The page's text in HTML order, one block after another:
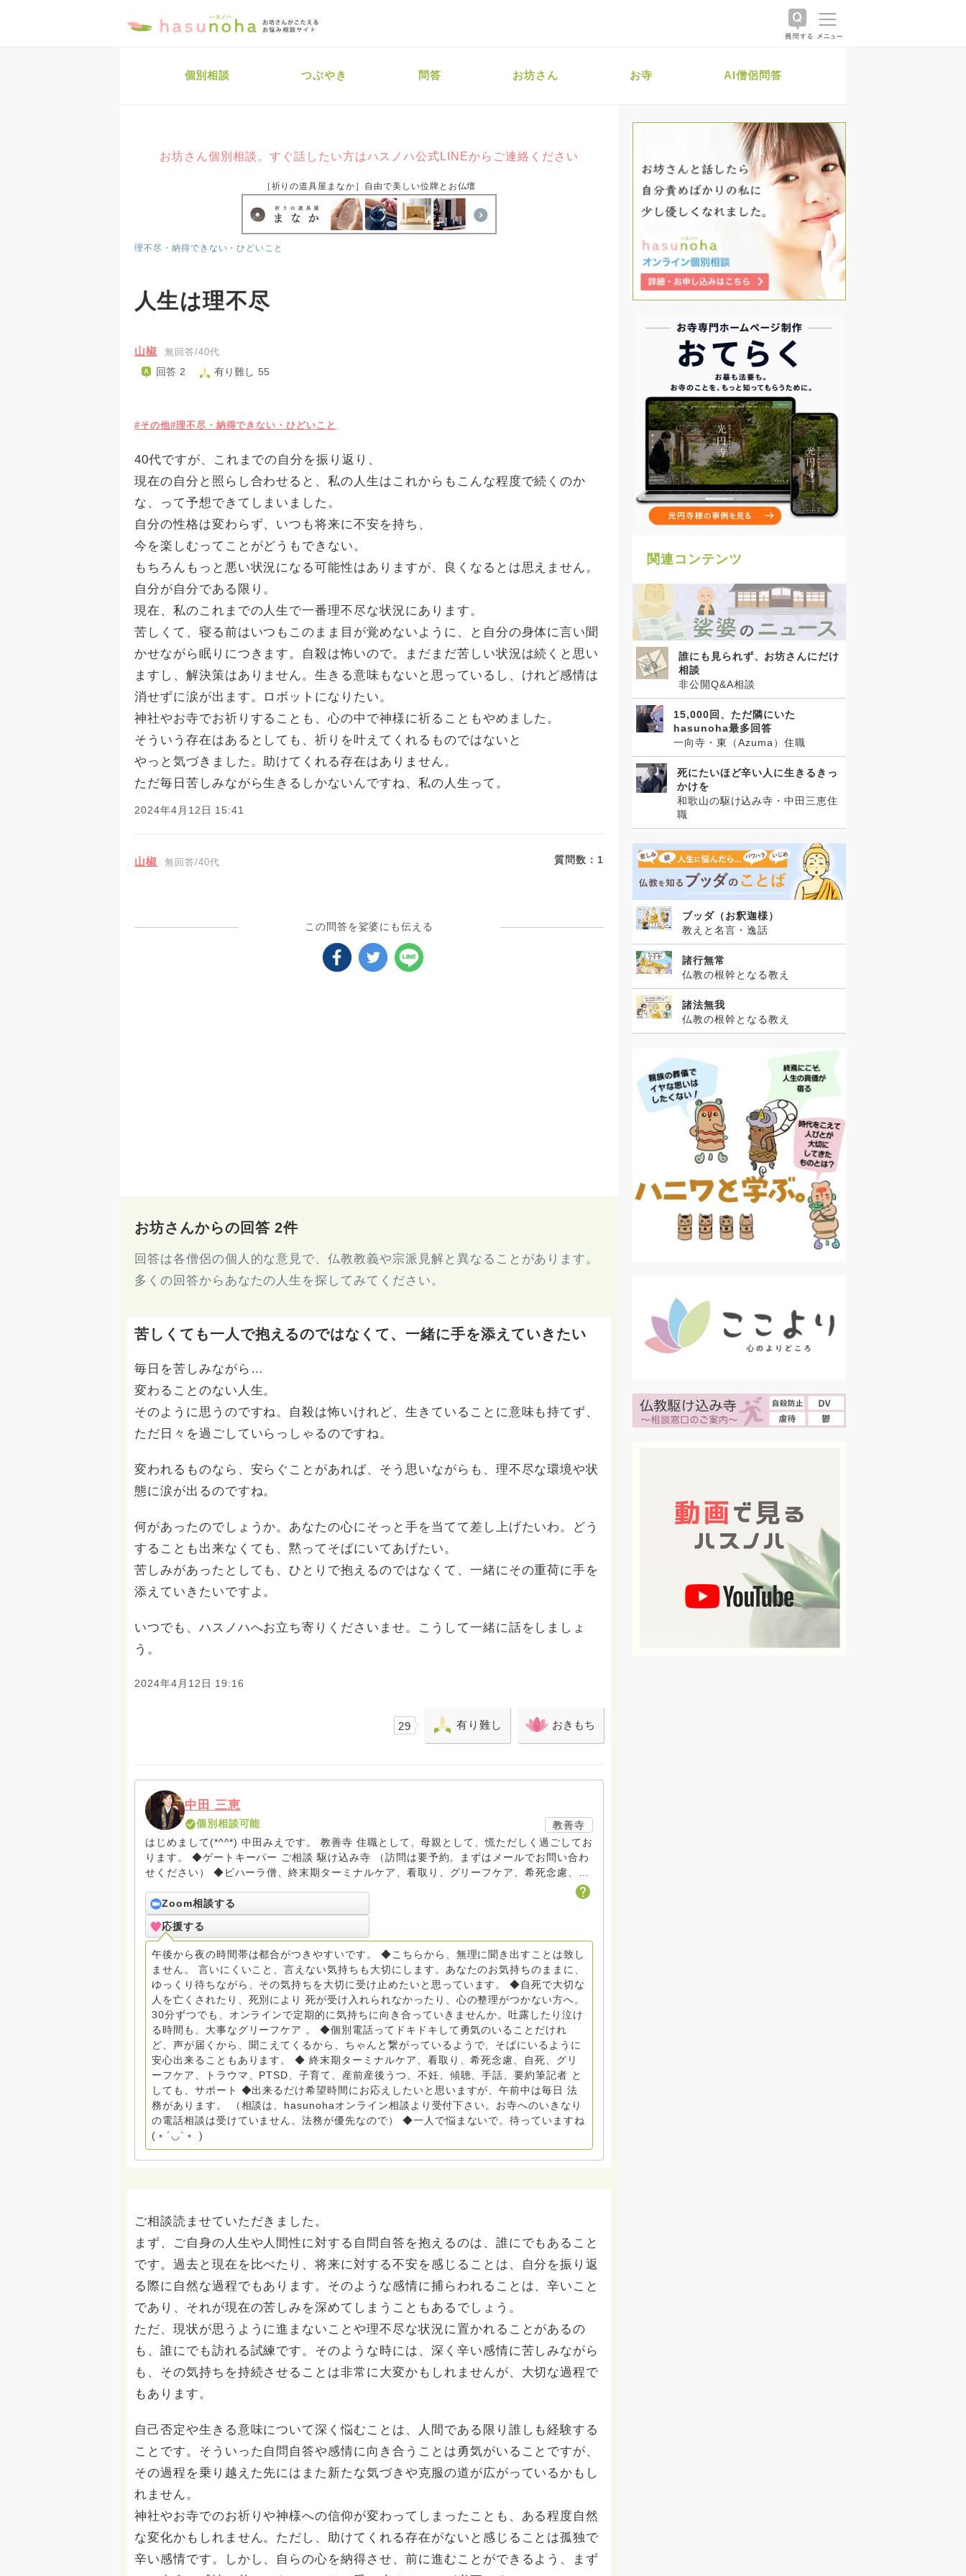
個別相談 つぶやき 問答 お坊さん お寺 AI僧侶問答
お坊さん個別相談。すぐ話したい方はハスノハ公式LINEからご連絡ください
［祈りの道具屋まなか］自由で美しい位牌とお仏壇
理不尽・納得できない・ひどいこと
人生は理不尽
山椒 無回答/40代
回答 2 有り難し 55
#その他#理不尽・納得できない・ひどいこと
40代ですが、これまでの自分を振り返り、
現在の自分と照らし合わせると、私の人生はこれからもこんな程度で続くのか
な、って予想できてしまいました。
自分の性格は変わらず、いつも将来に不安を持ち、
今を楽しむってことがどうもできない。
もちろんもっと悪い状況になる可能性はありますが、良くなるとは思えません。
自分が自分である限り。
現在、私のこれまでの人生で一番理不尽な状況にあります。
苦しくて、寝る前はいつもこのまま目が覚めないように、と自分の身体に言い聞
かせながら眠りにつきます。自殺は怖いので。まだまだ苦しい状況は続くと思い
ますし、解決策はありません。生きる意味もないと思っているし、けれど感情は
消せずに涙が出ます。ロボットになりたい。
神社やお寺でお祈りすることも、心の中で神様に祈ることもやめました。
そういう存在はあるとしても、祈りを叶えてくれるものではないと
やっと気づきました。助けてくれる存在はありません。
ただ毎日苦しみながら生きるしかないんですね、私の人生って。
2024年4月12日 15:41
山椒 無回答/40代 質問数： 1
この問答を娑婆にも伝える
お坊さんからの回答 2件
回答は各僧侶の個人的な意見で、仏教教義や宗派見解と異なることがあります。
多くの回答からあなたの人生を探してみてください。
苦しくても一人で抱えるのではなくて、一緒に手を添えていきたい
毎日を苦しみながら…
変わることのない人生。
そのように思うのですね。自殺は怖いけれど、生きていることに意味も持てず、
ただ日々を過ごしていらっしゃるのですね。
変われるものなら、安らぐことがあれば、そう思いながらも、理不尽な環境や状
態に涙が出るのですね。
何があったのでしょうか。あなたの心にそっと手を当てて差し上げたいわ。どう
することも出来なくても、黙ってそばにいてあげたい。
苦しみがあったとしても、ひとりで抱えるのではなくて、一緒にその重荷に手を
添えていきたいですよ。
いつでも、ハスノハへお立ち寄りくださいませ。こうして一緒に話をしましょ
う。
2024年4月12日 19:16
29 有り難し おきもち
中田 三恵
個別相談可能
教善寺
はじめまして(*^^*) 中田みえです。 教善寺 住職として、母親として、慌ただしく過ごしてお
ります。 ◆ゲートキーパー ご相談 駆け込み寺 （訪問は要予約。まずはメールでお問い合わ
せください） ◆ビハーラ僧、終末期ターミナルケア、看取り、グリーフケア、希死念慮、自
死、産前産後うつ、育児、DV、デートDV、トラウマ、PTSD、傾聴トレーナー、手話、要約
筆記、行政相談員、女性支援員、小学校 中学校支援員としても、ケアサポートをしていま
す。 ◆一般社団法人『グリーフケアともしび』理事長 【ともしび遺族会】運営 毎月 第１
金・昼夜2回開催（大阪駅前第3ビル） 14：00〜，18：00〜 お問い合わせ申込⬇️こちらから
griefcare.tomoshibi@icloud.com ＊この活動は皆さまのご支援により支えられておりま
す。ご協力をよろしくお願いします。 ゆうちょ銀行 口座番号 普通408-6452769 一般社団
法人グリーフケアともしび ◆『ビハーラサロン おしゃべりカフェひだまり』 ビハーラ和歌
山代表 居場所運営 問い合わせ申込⬇️こちらから griefcare.tomoshibi@icloud.com ◆GEは
しもとサピュイエ 所属 （Gender Equity 誰もが自分らしく生きることができる社会をめざ
して）DV・女性支援 ◆認定NPO京都自死自殺相談センターSotto 元グリーフサポート委員長
（2018〜2024） ◆保育士.幼稚園教諭.小学校教諭. レクリエーションインストラクター.中学
校DV授業 10年間 保育 教育の現場で 総主任として勤めた経験も生かしつつ、お話できるこ
とがあれば 幸いです。 いつも あなたとともに。南無阿弥陀仏 ここでは、宗旨を問いませ
ん。 まずは、ひとりで抱え込まないで。 来寺お問い合わせは⬇️こちらから
miehimeyo@gmail.com ※時間を割いて、あなたに向き合っています。 ですので、過去の質
問へのお返事がない方には、応えていません。お礼回答がある方を優先しています。 懇志応
援も宜しくお願いします。 ※個別相談は、hasunohaオンライン相談より受け付けていま
す。お寺への いきなりの電話相談は受け付けておりません。また夜中や早朝の電話もご遠慮
ください。 法務を優先させてください。
Zoom相談する
応援する
午後から夜の時間帯は都合がつきやすいです。 ◆こちらから、無理に聞き出すことは致し
ません。 言いにくいこと、言えない気持ちも大切にします。あなたのお気持ちのままに、
ゆっくり待ちながら、その気持ちを大切に受け止めたいと思っています。 ◆自死で大切な
人を亡くされたり、死別により 死が受け入れられなかったり、心の整理がつかない方へ。
30分ずつでも、オンラインで定期的に気持ちに向き合っていきませんか。吐露したり泣け
る時間も、大事なグリーフケア 。 ◆個別電話ってドキドキして勇気のいることだけれ
ど、声が届くから、聞こえてくるから、ちゃんと繋がっているようで、そばにいるように
安心出来ることもあります。 ◆ 終末期ターミナルケア、看取り、希死念慮、自死、グリ
ーフケア、トラウマ、PTSD、子育て、産前産後うつ、不妊、傾聴、手話、要約筆記者 と
しても、サポート ◆出来るだけ希望時間にお応えしたいと思いますが、午前中は毎日 法
務があります。 （相談は、hasunohaオンライン相談より受付下さい。お寺へのいきなり
の電話相談は受けていません。法務が優先なので） ◆一人で悩まないで。待っていますね
(﹡´◡`﹡ )
ご相談読ませていただきました。
まず、ご自身の人生や人間性に対する自問自答を抱えるのは、誰にでもあること
です。過去と現在を比べたり、将来に対する不安を感じることは、自分を振り返
る際に自然な過程でもあります。そのような感情に捕らわれることは、辛いこと
であり、それが現在の苦しみを深めてしまうこともあるでしょう。
ただ、現状が思うように進まないことや理不尽な状況に置かれることがあるの
も、誰にでも訪れる試練です。そのような時には、深く辛い感情に苦しみながら
も、その気持ちを持続させることは非常に大変かもしれませんが、大切な過程で
もあります。
自己否定や生きる意味について深く悩むことは、人間である限り誰しも経験する
ことです。そういった自問自答や感情に向き合うことは勇気がいることですが、
その過程を乗り越えた先にはまた新たな気づきや克服の道が広がっているかもし
れません。
神社やお寺でのお祈りや神様への信仰が変わってしまったことも、ある程度自然
な変化かもしれません。ただし、助けてくれる存在がないと感じることは孤独で
辛い感情です。しかし、自らの心を納得させ、前に進むことができるよう、まず
関連コンテンツ
誰にも見られず、お坊さんにだけ
相談
非公開Q&A相談
15,000回、ただ隣にいた
hasunoha最多回答
一向寺・東（Azuma）住職
死にたいほど辛い人に生きるきっ
かけを
和歌山の駆け込み寺・中田三恵住
職
ブッダ（お釈迦様）
教えと名言・逸話
諸行無常
仏教の根幹となる教え
諸法無我
仏教の根幹となる教え